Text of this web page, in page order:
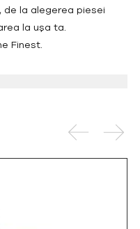
la alegerea piesei
la ușa ta.
Finest.